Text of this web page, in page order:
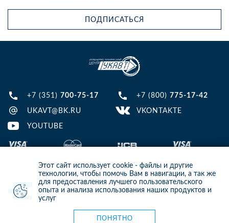
Этот сайт использует cookie - файлы и другие
технологии, чтобы помочь Вам в навигации, а так же
для предоставления лучшего пользовательского
опыта и анализа использования наших продуктов и
услуг
ПОНЯТНО
ПОДПИСАТЬСЯ
+7 (351) 700-75-17 +7 (800) 775-17-42
UKAVT@BK.RU VKONTAKTE
YOUTUBE
© 2013-2024 ООО ИТЦ УКАВТ. ИНН: 7448122124, ОГРН: 1097448007216
ИНФОРМАЦИЯ НА САЙТЕ НЕ ЯВЛЯЕТСЯ ПУБЛИЧНОЙ ОФЕРТОЙ. ДЛЯ